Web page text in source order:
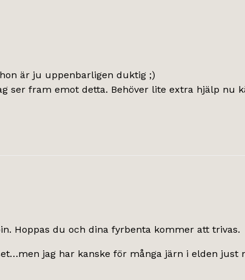
är ju uppenbarligen duktig ;)
ser fram emot detta. Behöver lite extra hjälp nu
Hoppas du och dina fyrbenta kommer att trivas.
jag har kanske för många järn i elden just